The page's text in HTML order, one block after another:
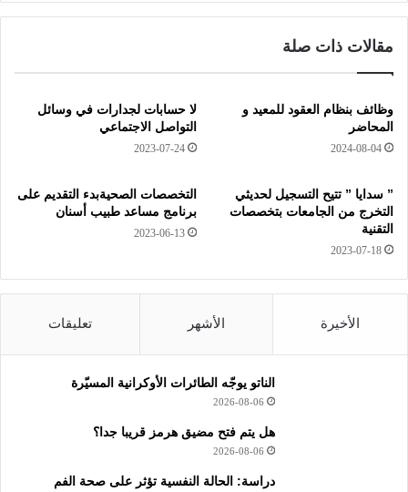
الوي
مقالات ذات صلة
وظائف بنظام العقود للمعيد و
المحاضر
2024-08-04
لا حسابات لجدارات في وسائل
التواصل الاجتماعي
2023-07-24
” سدايا ” تتيح التسجيل لحديثي
التخرج من الجامعات بتخصصات
التقنية
2023-07-18
التخصصات الصحيةبدء التقديم على
برنامج مساعد طبيب أسنان
2023-06-13
الأخيرة الأشهر تعليقات
الناتو يوجّه الطائرات الأوكرانية المسيّرة
2026-08-06
هل يتم فتح مضيق هرمز قريبا جدا؟
2026-08-06
دراسة: الحالة النفسية تؤثر على صحة الفم